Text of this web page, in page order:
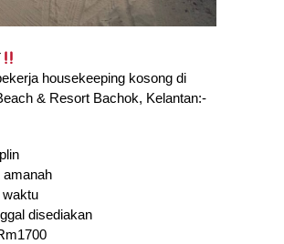
housekeeping kosong di
& Resort Bachok, Kelantan:-
amanah
waktu
disediakan